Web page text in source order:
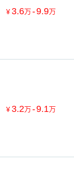
￥ 3.6万-9.9万
￥ 3.2万-9.1万